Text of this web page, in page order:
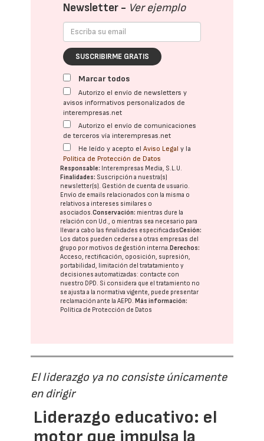
Newsletter - Ver ejemplo
SUSCRIBIRME GRATIS
Marcar todos
Autorizo el envío de newsletters y
avisos informativos personalizados de
interempresas.net
Autorizo el envío de comunicaciones
de terceros vía interempresas.net
He leído y acepto elAviso Legal y la
Política de Protección de Datos
Responsable: Interempresas Media, S.L.U.
Finalidades: Suscripción a nuestra(s)
newsletter(s). Gestión de cuenta de usuario.
Envío de emails relacionados con la misma o
relativos a intereses similares o
asociados.Conservación: mientras dure la
relación con Ud., o mientras sea necesario para
llevar a cabo las finalidades especificadasCesión:
Los datos pueden cederse a otras empresas del
grupo por motivos de gestión interna.Derechos:
Acceso, rectificación, oposición, supresión,
portabilidad, limitación del tratatamiento y
decisiones automatizadas: contacte con
nuestro DPD. Si considera que el tratamiento no
se ajusta a la normativa vigente, puede presentar
reclamación ante laAEPD.Más información:
Política de Protección de Datos
El liderazgo ya no consiste únicamente
en dirigir
Liderazgo educativo: el
motor que impulsa la